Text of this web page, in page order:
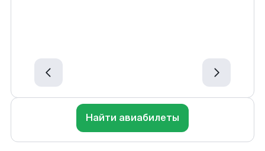
Найти авиабилеты